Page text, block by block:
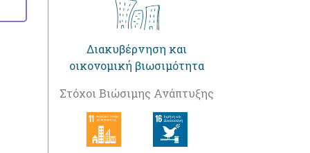
Διακυβέρνηση και
οικονομική βιωσιμότητα
Στόχοι Βιώσιμης Ανάπτυξης